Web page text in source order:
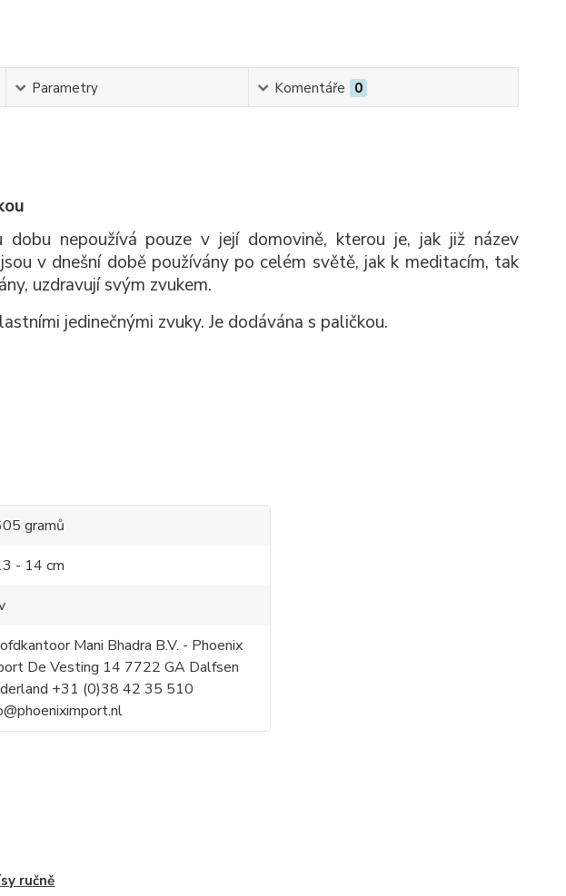
Parametry Komentáře 0
dobu nepoužívá pouze v její domovině, kterou je, jak již název
v dnešní době používány po celém světě, jak k meditacím, tak
uzdravují svým zvukem.
jedinečnými zvuky. Je dodávána s paličkou.
gramů
- 14 cm
Mani Bhadra B.V. - Phoenix
De Vesting 14 7722 GA Dalfsen
+31 (0)38 42 35 510
ručně